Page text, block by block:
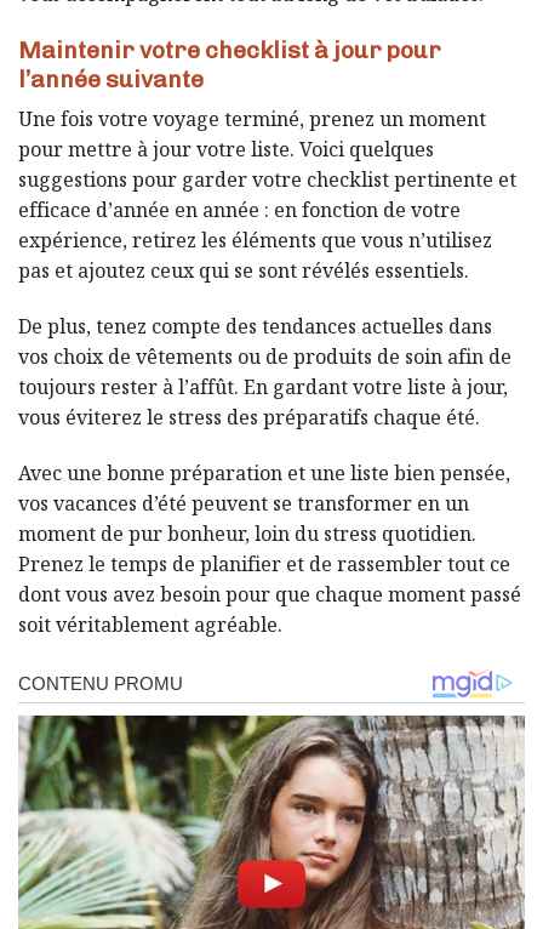
Maintenir votre checklist à jour pour
l’année suivante
Une fois votre voyage terminé, prenez un moment
pour mettre à jour votre liste. Voici quelques
suggestions pour garder votre checklist pertinente et
efficace d’année en année : en fonction de votre
expérience, retirez les éléments que vous n’utilisez
pas et ajoutez ceux qui se sont révélés essentiels.
De plus, tenez compte des tendances actuelles dans
vos choix de vêtements ou de produits de soin afin de
toujours rester à l’affût. En gardant votre liste à jour,
vous éviterez le stress des préparatifs chaque été.
Avec une bonne préparation et une liste bien pensée,
vos vacances d’été peuvent se transformer en un
moment de pur bonheur, loin du stress quotidien.
Prenez le temps de planifier et de rassembler tout ce
dont vous avez besoin pour que chaque moment passé
soit véritablement agréable.